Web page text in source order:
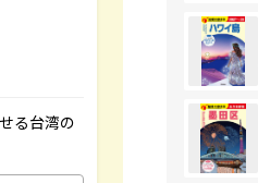
る台湾の